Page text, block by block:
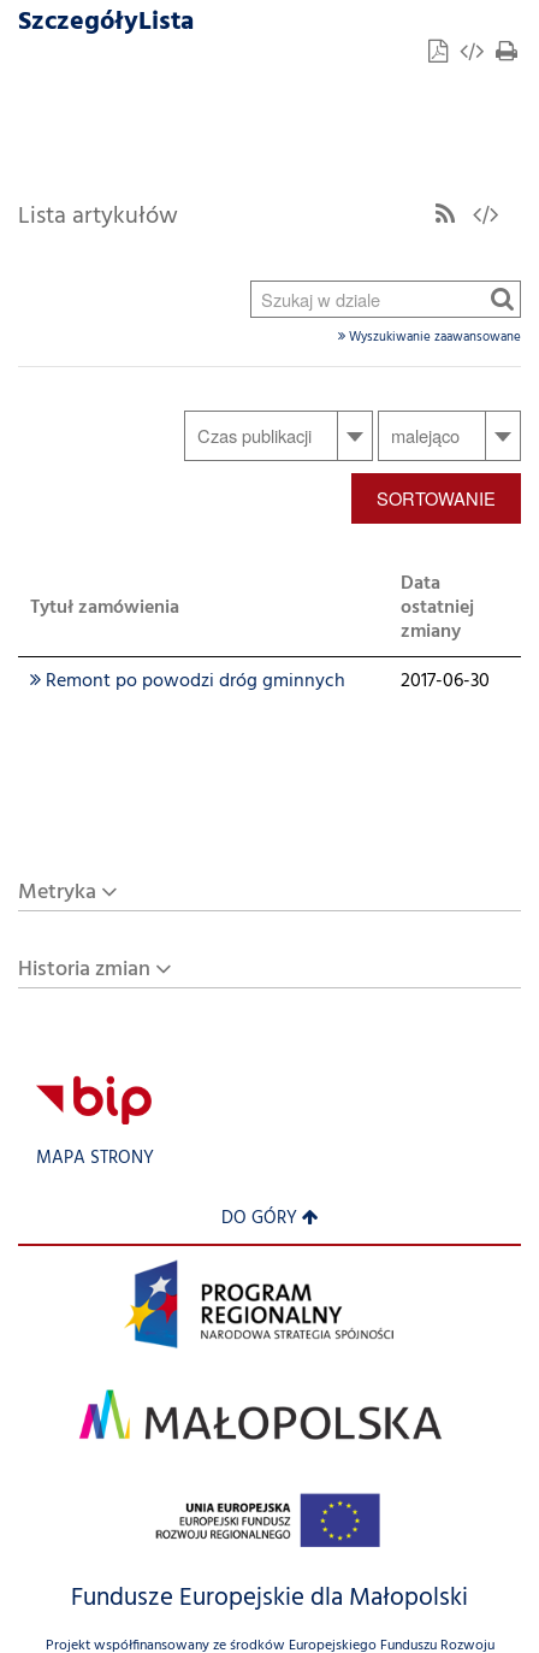
SzczegółyLista
Lista artykułów
Wyszukiwanie zaawansowane
SORTOWANIE
Tytuł zamówienia
Data
ostatniej
zmiany
Remont po powodzi dróg gminnych
2017-06-30
Metryka
Historia zmian
MAPA STRONY
DO GÓRY
Fundusze Europejskie dla Małopolski
Projekt współfinansowany ze środków Europejskiego Funduszu Rozwoju